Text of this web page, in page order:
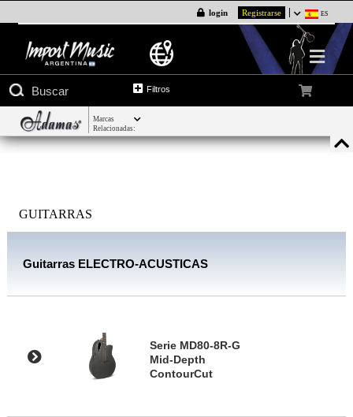
login Registrarse ES
Filtros
Marcas
Relacionadas:
GUITARRAS
Guitarras ELECTRO-ACUSTICAS
Serie MD80-8R-G
Mid-Depth
ContourCut